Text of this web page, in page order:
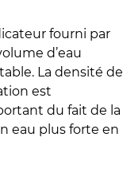
fourni par
d’eau
La densité de
est
du fait de la
eau plus forte en